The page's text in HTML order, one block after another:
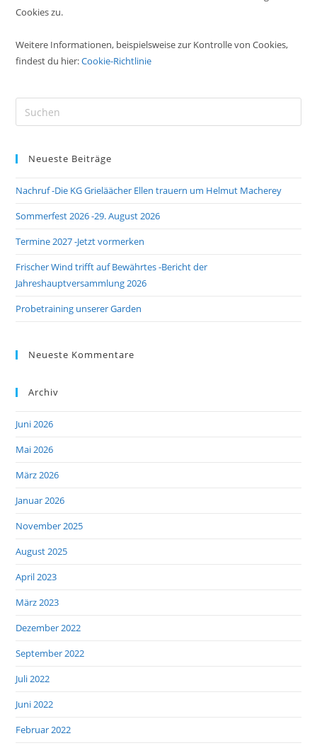
Cookies zu.
Weitere Informationen, beispielsweise zur Kontrolle von Cookies,
findest du hier:Cookie-Richtlinie
Neueste Beiträge
Nachruf -Die KG Grieläächer Ellen trauern um Helmut Macherey
Sommerfest 2026 -29. August 2026
Termine 2027 -Jetzt vormerken
Frischer Wind trifft auf Bewährtes -Bericht der
Jahreshauptversammlung 2026
Probetraining unserer Garden
Neueste Kommentare
Archiv
Juni 2026
Mai 2026
März 2026
Januar 2026
November 2025
August 2025
April 2023
März 2023
Dezember 2022
September 2022
Juli 2022
Juni 2022
Februar 2022